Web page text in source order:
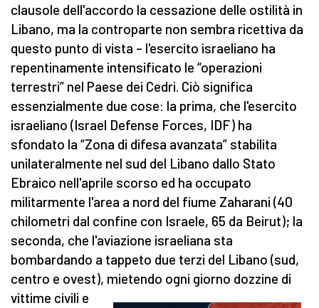
clausole dell'accordo la cessazione delle ostilità in
Libano, ma la controparte non sembra ricettiva da
questo punto di vista – l'esercito israeliano ha
repentinamente intensificato le “operazioni
terrestri” nel Paese dei Cedri. Ciò significa
essenzialmente due cose: la prima, che l'esercito
israeliano (Israel Defense Forces, IDF) ha
sfondato la “Zona di difesa avanzata” stabilita
unilateralmente nel sud del Libano dallo Stato
Ebraico nell'aprile scorso ed ha occupato
militarmente l'area a nord del fiume Zaharani (40
chilometri dal confine con Israele, 65 da Beirut); la
seconda, che l'aviazione israeliana sta
bombardando a tappeto due terzi del Libano (sud,
centro e ovest), mietendo ogni giorno dozzine di
vittime civili e